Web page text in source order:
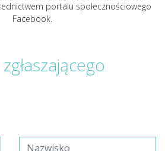
portalu społecznościowego
Facebook.